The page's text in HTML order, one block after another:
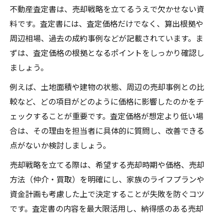
不動産査定書は、売却戦略を立てるうえで欠かせない資
料です。査定書には、査定価格だけでなく、算出根拠や
周辺相場、過去の成約事例などが記載されています。ま
ずは、査定価格の根拠となるポイントをしっかり確認し
ましょう。
例えば、土地面積や建物の状態、周辺の売却事例との比
較など、どの項目がどのように価格に影響したのかをチ
ェックすることが重要です。査定価格が想定より低い場
合は、その理由を担当者に具体的に質問し、改善できる
点がないか検討しましょう。
売却戦略を立てる際は、希望する売却時期や価格、売却
方法（仲介・買取）を明確にし、家族のライフプランや
資金計画も考慮した上で決定することが失敗を防ぐコツ
です。査定書の内容を最大限活用し、納得感のある売却